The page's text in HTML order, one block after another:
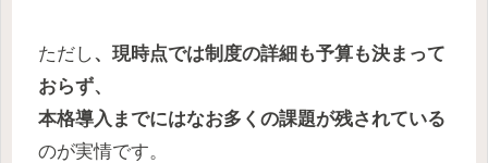
ただし、現時点では制度の詳細も予算も決まって
おらず、
本格導入までにはなお多くの課題が残されている
のが実情です。